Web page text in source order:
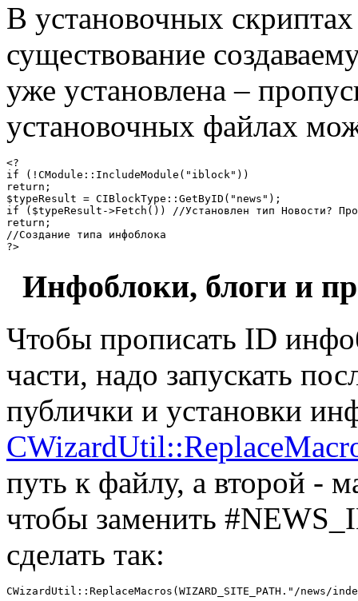
В установочных
существование
уже установлена –
установочных файлах
<?
if (!CModule::IncludeModule("iblock"))
return;
$typeResult = CIBlockType::GetByID("news");
if ($typeResult->Fetch()) //Установлен тип Новости?
return;
//Создание типа инфоблока
?>
Инфоблоки, блоги и
Чтобы прописать ID
части, надо запускать
публички и установки
путь к файлу, а второй -
чтобы заменить
сделать так:
CWizardUtil::ReplaceMacros(WIZARD_SITE_PATH."/news/